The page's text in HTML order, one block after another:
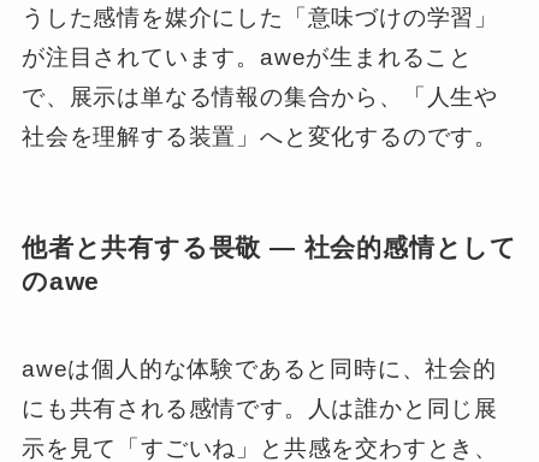
うした感情を媒介にした「意味づけの学習」
が注目されています。aweが生まれること
で、展示は単なる情報の集合から、「人生や
社会を理解する装置」へと変化するのです。
他者と共有する畏敬 ― 社会的感情として
のawe
aweは個人的な体験であると同時に、社会的
にも共有される感情です。人は誰かと同じ展
示を見て「すごいね」と共感を交わすとき、